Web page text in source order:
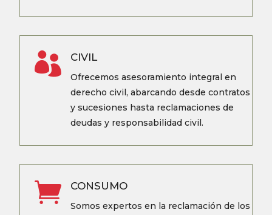
 CIVIL
Ofrecemos asesoramiento integral en
derecho civil, abarcando desde contratos
y sucesiones hasta reclamaciones de
deudas y responsabilidad civil.
 CONSUMO
Somos expertos en la reclamación de los